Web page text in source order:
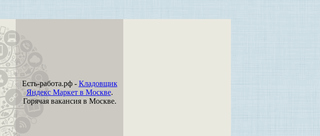
Есть-работа.рф - Кладовщик
Яндекс Маркет в Москве.
Горячая вакансия в Москве.